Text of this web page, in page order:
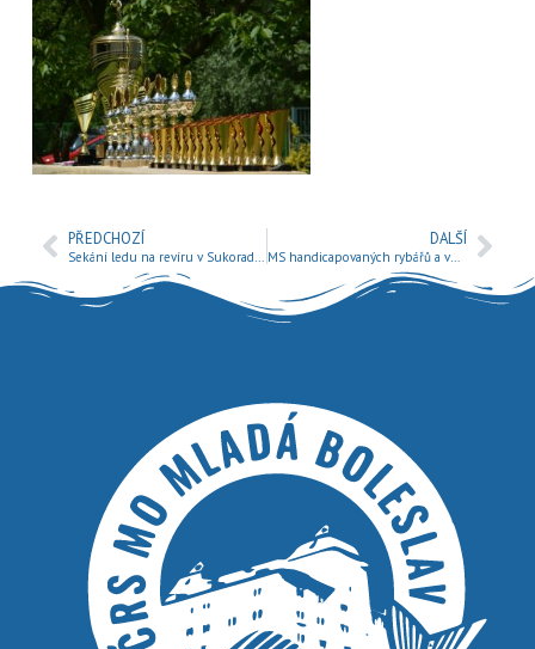
PŘEDCHOZÍ DALŠÍ
MS handicapovaných rybářů a veteránů bude v Pardubicích